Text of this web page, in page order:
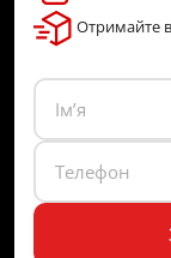
Отримайте